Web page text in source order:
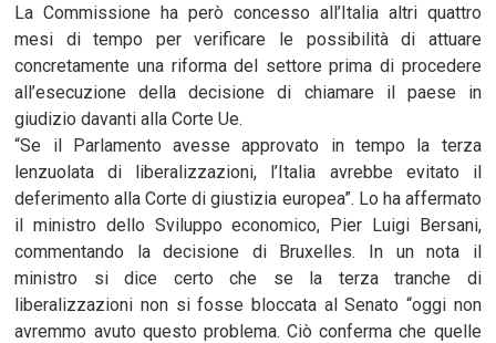
La Commissione ha però concesso all’Italia altri quattro
mesi di tempo per verificare le possibilità di attuare
concretamente una riforma del settore prima di procedere
all’esecuzione della decisione di chiamare il paese in
giudizio davanti alla Corte Ue.
“Se il Parlamento avesse approvato in tempo la terza
lenzuolata di liberalizzazioni, l’Italia avrebbe evitato il
deferimento alla Corte di giustizia europea”. Lo ha affermato
il ministro dello Sviluppo economico, Pier Luigi Bersani,
commentando la decisione di Bruxelles. In un nota il
ministro si dice certo che se la terza tranche di
liberalizzazioni non si fosse bloccata al Senato “oggi non
avremmo avuto questo problema. Ciò conferma che quelle